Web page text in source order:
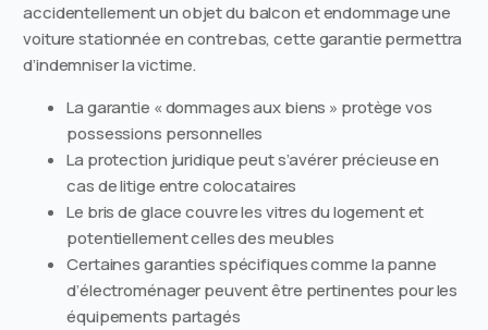
accidentellement un objet du balcon et endommage une
voiture stationnée en contrebas, cette garantie permettra
d’indemniser la victime.
La garantie « dommages aux biens » protège vos
possessions personnelles
La protection juridique peut s’avérer précieuse en
cas de litige entre colocataires
Le bris de glace couvre les vitres du logement et
potentiellement celles des meubles
Certaines garanties spécifiques comme la panne
d’électroménager peuvent être pertinentes pour les
équipements partagés